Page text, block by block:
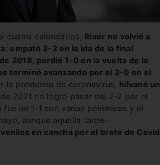
cuatro calendarios, River no volvió a
: empató 2-2 en la ida de la final
2018, perdió 1-0 en la vuelta de la
terminó avanzando por el 2-0 en el
la pandemia de coronavirus, hilvanó un
2021 no logró pasar del 2-2 por el
un 1-1 con varias polémicas y el
aunque aquella tarde-
en cancha por el brote de Covid